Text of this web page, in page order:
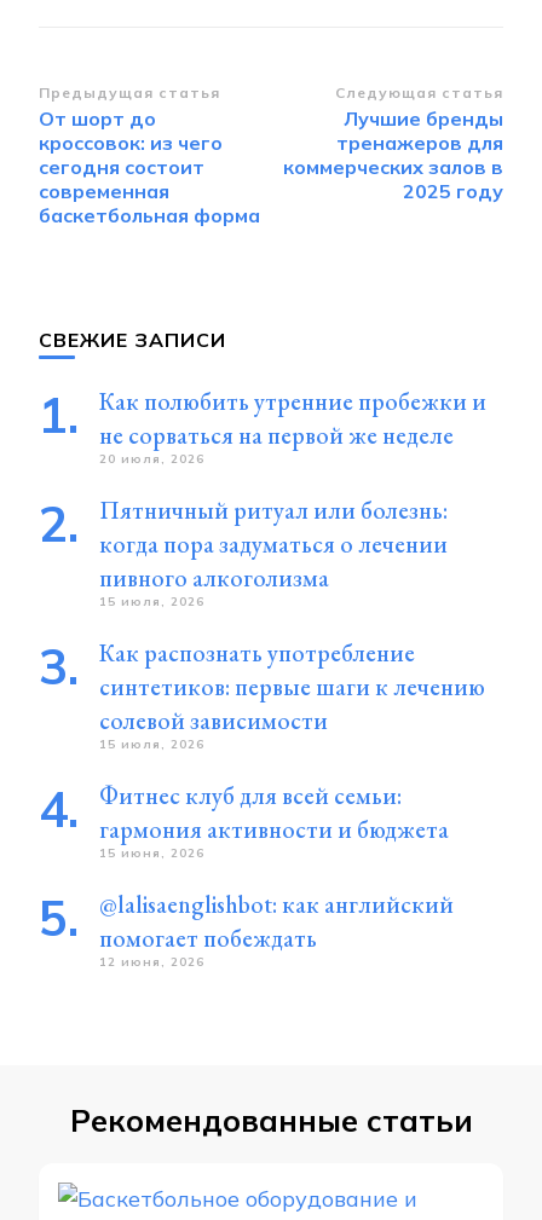
Навигация
по
записям
Предыдущая статья
От шорт до
кроссовок: из чего
сегодня состоит
современная
баскетбольная форма
Следующая статья
Лучшие бренды
тренажеров для
коммерческих залов в
2025 году
СВЕЖИЕ ЗАПИСИ
Как полюбить утренние пробежки и
не сорваться на первой же неделе
20 июля, 2026
Пятничный ритуал или болезнь:
когда пора задуматься о лечении
пивного алкоголизма
15 июля, 2026
Как распознать употребление
синтетиков: первые шаги к лечению
солевой зависимости
15 июля, 2026
Фитнес клуб для всей семьи:
гармония активности и бюджета
15 июня, 2026
@lalisaenglishbot: как английский
помогает побеждать
12 июня, 2026
Рекомендованные статьи